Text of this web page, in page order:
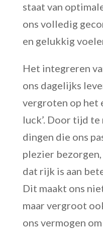
staat van
ons volledig
en gelukkig
Het integreren
ons dagelijks
vergroten op het
luck’. Door tijd
dingen die ons
plezier
dat rijk is aan
Dit maakt ons
maar vergroot
ons vermogen